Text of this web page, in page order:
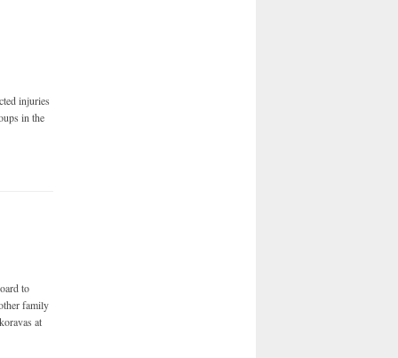
injuries
in the
to
family
at